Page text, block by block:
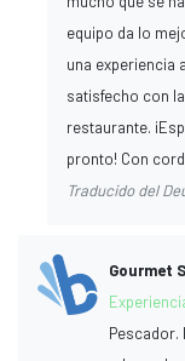
equipo da lo
una experiencia
satisfecho con
restaurante.
pronto! Con
Traducido del
Gourmet
Pescador.